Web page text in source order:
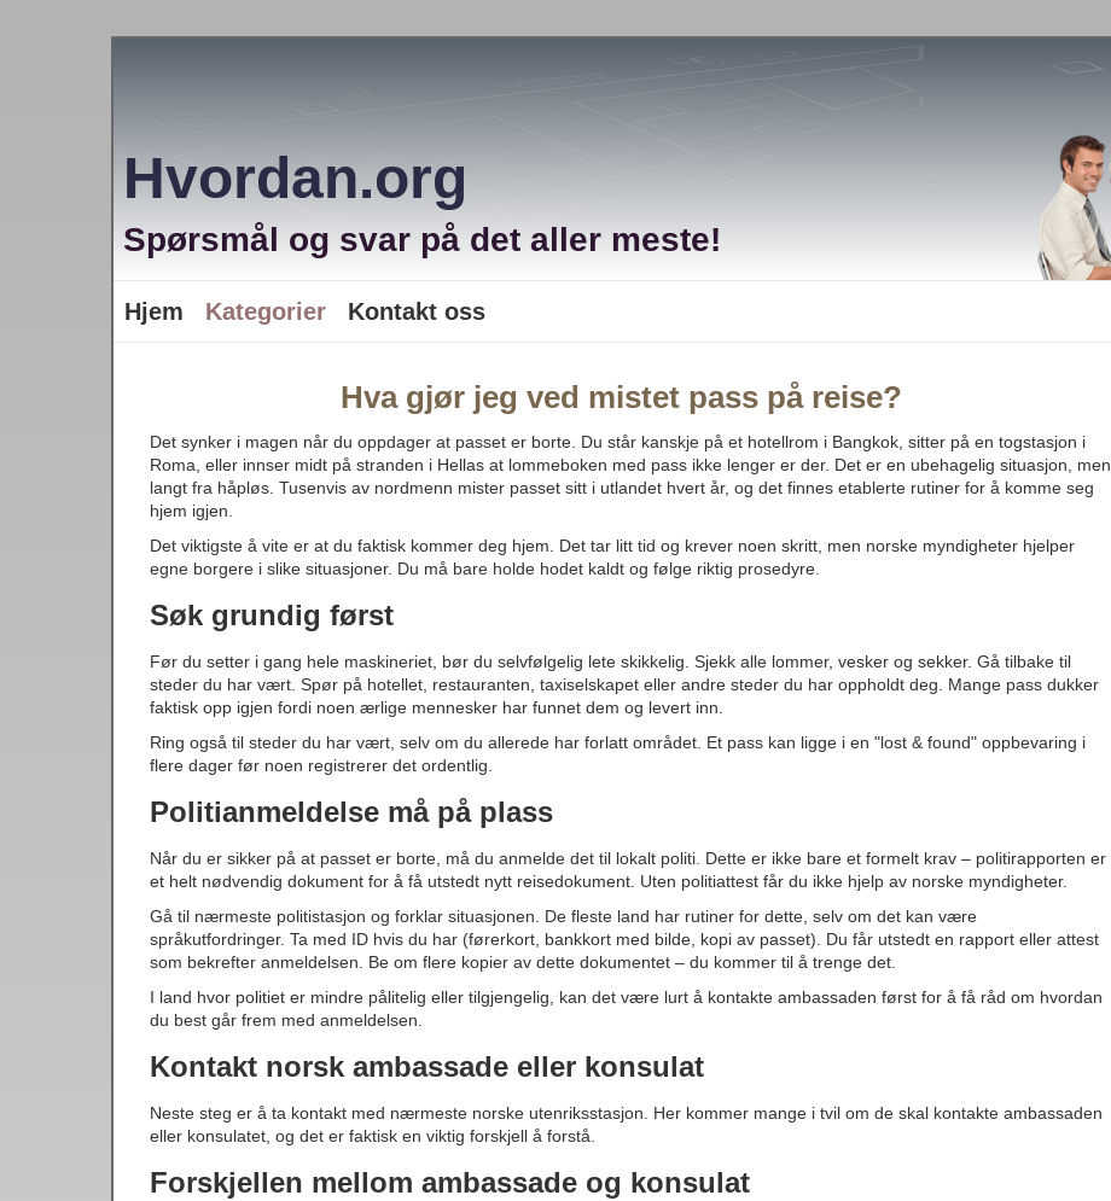
Hvordan.org
Spørsmål og svar på det aller meste!
Hjem Kategorier Kontakt oss
Hva gjør jeg ved mistet pass på reise?
Det synker i magen når du oppdager at passet er borte. Du står kanskje på et hotellrom i Bangkok, sitter på en togstasjon i
Roma, eller innser midt på stranden i Hellas at lommeboken med pass ikke lenger er der. Det er en ubehagelig situasjon, men
langt fra håpløs. Tusenvis av nordmenn mister passet sitt i utlandet hvert år, og det finnes etablerte rutiner for å komme seg
hjem igjen.
Det viktigste å vite er at du faktisk kommer deg hjem. Det tar litt tid og krever noen skritt, men norske myndigheter hjelper
egne borgere i slike situasjoner. Du må bare holde hodet kaldt og følge riktig prosedyre.
Søk grundig først
Før du setter i gang hele maskineriet, bør du selvfølgelig lete skikkelig. Sjekk alle lommer, vesker og sekker. Gå tilbake til
steder du har vært. Spør på hotellet, restauranten, taxiselskapet eller andre steder du har oppholdt deg. Mange pass dukker
faktisk opp igjen fordi noen ærlige mennesker har funnet dem og levert inn.
Ring også til steder du har vært, selv om du allerede har forlatt området. Et pass kan ligge i en "lost & found" oppbevaring i
flere dager før noen registrerer det ordentlig.
Politianmeldelse må på plass
Når du er sikker på at passet er borte, må du anmelde det til lokalt politi. Dette er ikke bare et formelt krav – politirapporten er
et helt nødvendig dokument for å få utstedt nytt reisedokument. Uten politiattest får du ikke hjelp av norske myndigheter.
Gå til nærmeste politistasjon og forklar situasjonen. De fleste land har rutiner for dette, selv om det kan være
språkutfordringer. Ta med ID hvis du har (førerkort, bankkort med bilde, kopi av passet). Du får utstedt en rapport eller attest
som bekrefter anmeldelsen. Be om flere kopier av dette dokumentet – du kommer til å trenge det.
I land hvor politiet er mindre pålitelig eller tilgjengelig, kan det være lurt å kontakte ambassaden først for å få råd om hvordan
du best går frem med anmeldelsen.
Kontakt norsk ambassade eller konsulat
Neste steg er å ta kontakt med nærmeste norske utenriksstasjon. Her kommer mange i tvil om de skal kontakte ambassaden
eller konsulatet, og det er faktisk en viktig forskjell å forstå.
Forskjellen mellom ambassade og konsulat